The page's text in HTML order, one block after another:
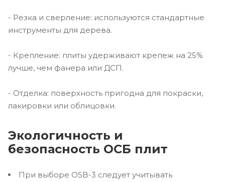
- Резка и сверление: используются стандартные
инструменты для дерева.
- Крепление: плиты удерживают крепеж на 25%
лучше, чем фанера или ДСП.
- Отделка: поверхность пригодна для покраски,
лакировки или облицовки.
Экологичность и
безопасность ОСБ плит
При выборе OSB-3 следует учитывать